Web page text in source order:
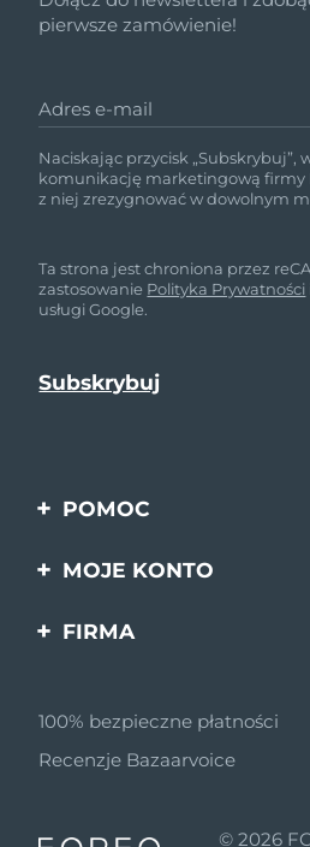
pierwsze zamówienie!
Adres e-mail
Naciskając przycisk „Subskrybuj”,
komunikację marketingową firmy
z niej zrezygnować w dowolnym
Ta strona jest chroniona przez
zastosowanie Polityka Prywatności
usługi Google.
POMOC
Kontakt
MOJE KONTO
FIRMA
Program partnerski
Wiadomości
100% bezpieczne płatności
Recenzje Bazaarvoice
© 2026